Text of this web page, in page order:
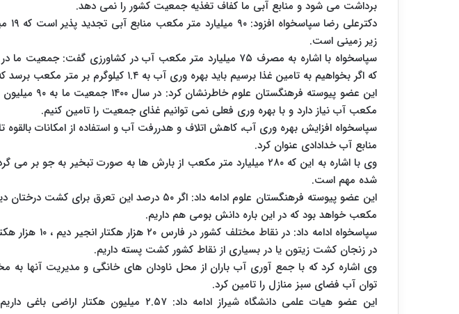
برداشت می شود و منابع آبی ما کفاف تغذیه جمعیت کشور را نمی دهد.
زیر زمینی است.
که اگر بخواهیم به تامین غذا برسیم باید بهره وری آب به ۱.۴ کیلوگرم بر متر مکعب برسد که هنوز نرسیده است.
مکعب آب نیاز دارد و با بهره وری فعلی نمی توانیم غذای جمعیت را تامین کنیم.
سپاسخواه افزایش بهره وری آب، کاهش اتلاف و هدررفت آب و استفاده از امکانات بالقوه
منابع آب خدادادی عنوان کرد.
وی با اشاره به این که ۲۸۰ میلیارد متر مکعب از بارش ها به صورت تبخیر به جو
شده مهم است.
مکعب خواهد بود که در این باره دانش بومی هم داریم.
سپاسخواه ادامه داد: در
در زنجان کشت زیتون یا در بسیاری از نقاط کشور کشت پسته داریم.
وی اشاره کرد که با جمع آوری آب باران از محل ناودان های خانگی و مدیریت آنها به
توان آب فضای سبز منازل را تامین کرد.